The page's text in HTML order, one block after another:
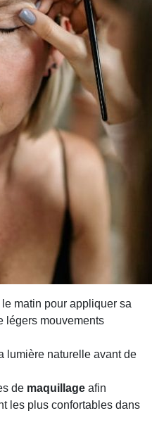
matin pour appliquer sa
légers mouvements
lumière naturelle avant de
de maquillage afin
les plus confortables dans